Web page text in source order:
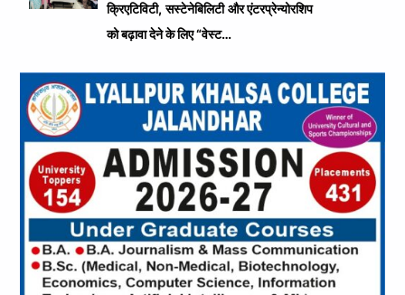
क्रिएटिविटी, सस्टेनेबिलिटी और एंटरप्रेन्योरशिप
को बढ़ावा देने के लिए “वेस्ट…